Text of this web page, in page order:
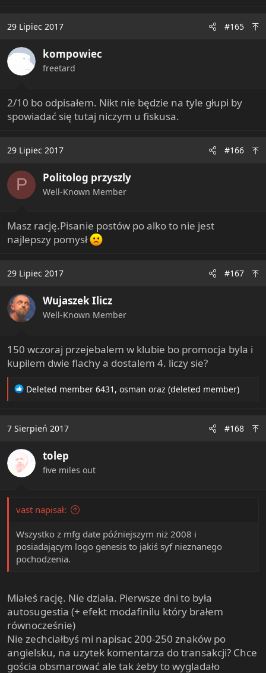
29 Lipiec 2017 #165
kompowiec
freetard
2/10 bo odpisałem. Nikt nie będzie na tyle głupi by
spowiadać się tutaj niczym u fiskusa.
29 Lipiec 2017 #166
P Politolog przyszly
Well-Known Member
Masz rację.Pisanie postów po alko to nie jest
najlepszy pomysł
29 Lipiec 2017 #167
Wujaszek Ilicz
Well-Known Member
150 wczoraj przejebalem w klubie bo promocja byla i
kupilem dwie flachy a dostalem 4. liczy sie?
R
t
o
n
s
Deleted member 6431 , osman oraz (deleted member)
7 Sierpień 2017 #168
tolep
five miles out
vast napisał:
Wszystko z mfg date późniejszym niż 2008 i
posiadającym logo genesis to jakiś syf nieznanego
pochodzenia.
Miałeś rację. Nie działa. Pierwsze dni to była
autosugestia (+ efekt modafinilu który brałem
równocześnie)
Nie zechciałbyś mi napisac 200-250 znaków po
angielsku, na uzytek komentarza do transakcji? Chce
gościa obsmarować ale tak żeby to wygladało